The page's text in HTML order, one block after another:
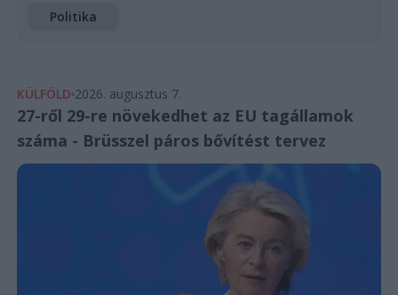
Politika
KÜLFÖLD 2026. augusztus 7.
27-ről 29-re növekedhet az EU tagállamok
száma - Brüsszel páros bővítést tervez